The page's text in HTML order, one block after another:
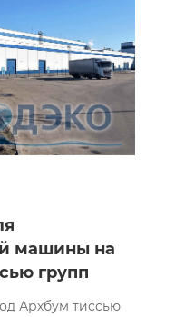
машины на
групп
Архбум тиссью